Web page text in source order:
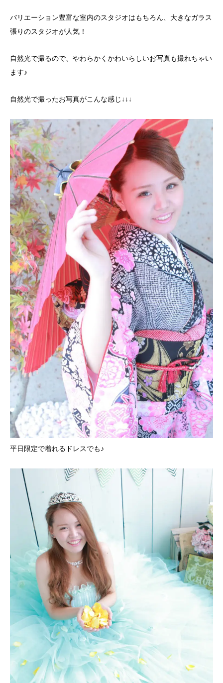
バリエーション豊富な室内のスタジオはもちろん、大きなガラス
張りのスタジオが人気！
自然光で撮るので、やわらかくかわいらしいお写真も撮れちゃい
ます♪
自然光で撮ったお写真がこんな感じ↓↓↓
平日限定で着れるドレスでも♪